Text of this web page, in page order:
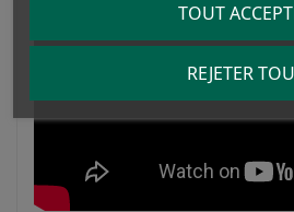
REJETER
TOUT